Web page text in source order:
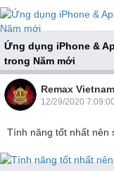
Ứng dụng iPhone &
trong Năm mới
Ứng dụng iPhone và Apple
Remax Vietnam
12/29/2020
Tính năng tốt nhất nên